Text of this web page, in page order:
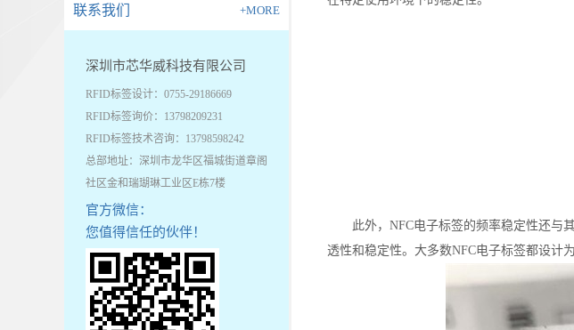
联系我们 +MORE
深圳市芯华威科技有限公司
RFID标签设计：0755-29186669
RFID标签询价：13798209231
RFID标签技术咨询：13798598242
总部地址：深圳市龙华区福城街道章阁
社区金和瑞瑚琳工业区E栋7楼
官方微信：
您值得信任的伙伴！
此外，NFC电子标签的频率稳定性还与
透性和稳定性。大多数NFC电子标签都设计